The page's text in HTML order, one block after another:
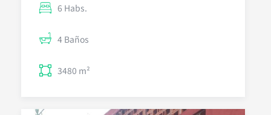
6 Habs.
4 Baños
3480 m²